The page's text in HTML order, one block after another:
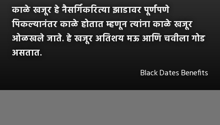
काळे खजूर हे नैसर्गिकरित्या झाडावर पूर्णपणे
पिकल्यानंतर काळे होतात म्हणून त्यांना काळे खजूर
ओळखले जाते. हे खजूर अतिशय मऊ आणि चवीला गोड
असतात.
Black Dates Benefits